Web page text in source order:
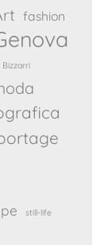
fashion
Bizzarri
still-life